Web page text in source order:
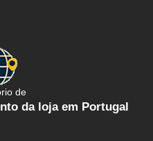
de
da loja em Portugal